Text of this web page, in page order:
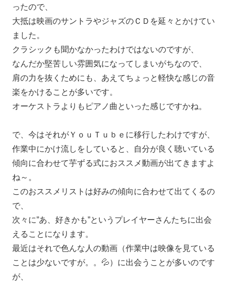
ったので、
大抵は映画のサントラやジャズのＣＤを延々とかけてい
ました。
クラシックも聞かなかったわけではないのですが、
なんだか堅苦しい雰囲気になってしまいがちなので、
肩の力を抜くためにも、あえてちょっと軽快な感じの音
楽をかけることが多いです。
オーケストラよりもピアノ曲といった感じですかね。
で、今はそれがＹｏｕＴｕｂｅに移行したわけですが、
作業中にかけ流しをしていると、自分が良く聴いている
傾向に合わせて芋ずる式におススメ動画が出てきますよ
ね～。
このおススメリストは好みの傾向に合わせて出てくるの
で、
次々に”あ、好きかも”というプレイヤーさんたちに出会
えることになります。
最近はそれで色んな人の動画（作業中は映像を見ている
ことは少ないですが。。💦）に出会うことが多いのです
が、